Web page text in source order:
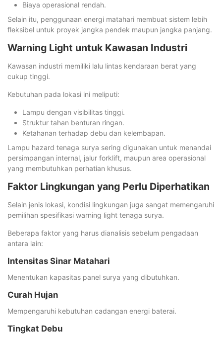
Biaya operasional rendah.
Selain itu, penggunaan energi matahari membuat sistem lebih
fleksibel untuk proyek jangka pendek maupun jangka panjang.
Warning Light untuk Kawasan Industri
Kawasan industri memiliki lalu lintas kendaraan berat yang
cukup tinggi.
Kebutuhan pada lokasi ini meliputi:
Lampu dengan visibilitas tinggi.
Struktur tahan benturan ringan.
Ketahanan terhadap debu dan kelembapan.
Lampu hazard tenaga surya sering digunakan untuk menandai
persimpangan internal, jalur forklift, maupun area operasional
yang membutuhkan perhatian khusus.
Faktor Lingkungan yang Perlu Diperhatikan
Selain jenis lokasi, kondisi lingkungan juga sangat memengaruhi
pemilihan spesifikasi warning light tenaga surya.
Beberapa faktor yang harus dianalisis sebelum pengadaan
antara lain:
Intensitas Sinar Matahari
Menentukan kapasitas panel surya yang dibutuhkan.
Curah Hujan
Mempengaruhi kebutuhan cadangan energi baterai.
Tingkat Debu